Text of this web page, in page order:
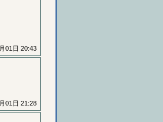
01日 20:43
01日 21:28